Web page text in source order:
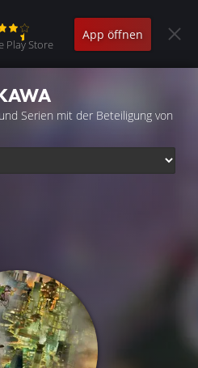
Play Store
App öffnen
Serien mit der Beteiligung von